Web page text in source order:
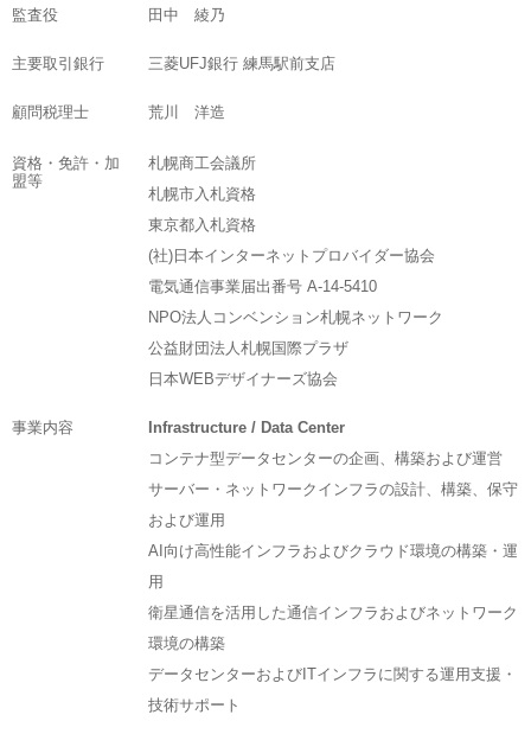
監査役 田中 綾乃
主要取引銀行 三菱UFJ銀行 練馬駅前支店
顧問税理士 荒川 洋造
資格・免許・加
盟等
札幌商工会議所
札幌市入札資格
東京都入札資格
(社)日本インターネットプロバイダー協会
電気通信事業届出番号 A-14-5410
NPO法人コンベンション札幌ネットワーク
公益財団法人札幌国際プラザ
日本WEBデザイナーズ協会
事業内容
Infrastructure / Data Center
コンテナ型データセンターの企画、構築および運営
サーバー・ネットワークインフラの設計、構築、保守
および運用
AI向け高性能インフラおよびクラウド環境の構築・運
用
衛星通信を活用した通信インフラおよびネットワーク
環境の構築
データセンターおよびITインフラに関する運用支援・
技術サポート